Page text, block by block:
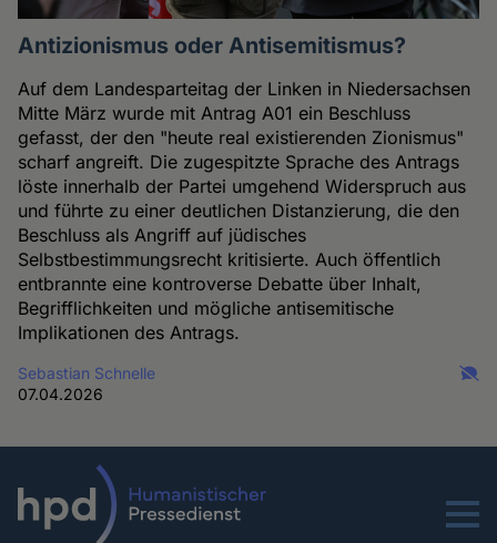
Antizionismus oder Antisemitismus?
Auf dem Landesparteitag der Linken in Niedersachsen
Mitte März wurde mit Antrag A01 ein Beschluss
gefasst, der den "heute real existierenden Zionismus"
scharf angreift. Die zugespitzte Sprache des Antrags
löste innerhalb der Partei umgehend Widerspruch aus
und führte zu einer deutlichen Distanzierung, die den
Beschluss als Angriff auf jüdisches
Selbstbestimmungsrecht kritisierte. Auch öffentlich
entbrannte eine kontroverse Debatte über Inhalt,
Begrifflichkeiten und mögliche antisemitische
Implikationen des Antrags.
Sebastian Schnelle
07.04.2026
Menu